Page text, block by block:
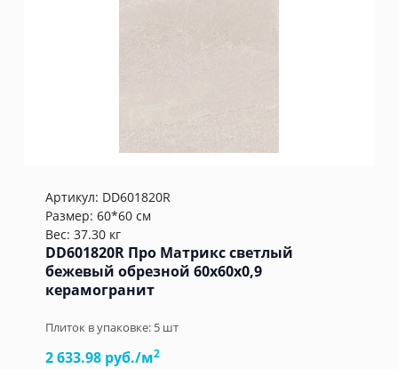
Артикул: DD601820R
Размер: 60*60 см
Вес: 37.30 кг
DD601820R Про Матрикс светлый
бежевый обрезной 60x60x0,9
керамогранит
Плиток в упаковке: 5 шт
2 633.98 руб./м2